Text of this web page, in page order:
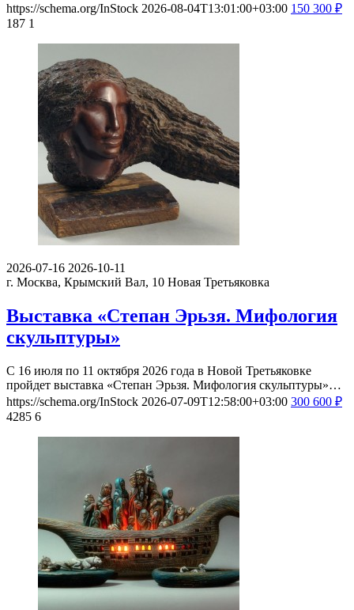
https://schema.org/InStock 2026-08-04T13:01:00+03:00 150 300 ₽
187 1
2026-07-16 2026-10-11
г. Москва, Крымский Вал, 10 Новая Третьяковка
Выставка «Степан Эрьзя. Мифология
скульптуры»
С 16 июля по 11 октября 2026 года в Новой Третьяковке
пройдет выставка «Степан Эрьзя. Мифология скульптуры»…
https://schema.org/InStock 2026-07-09T12:58:00+03:00 300 600 ₽
4285 6